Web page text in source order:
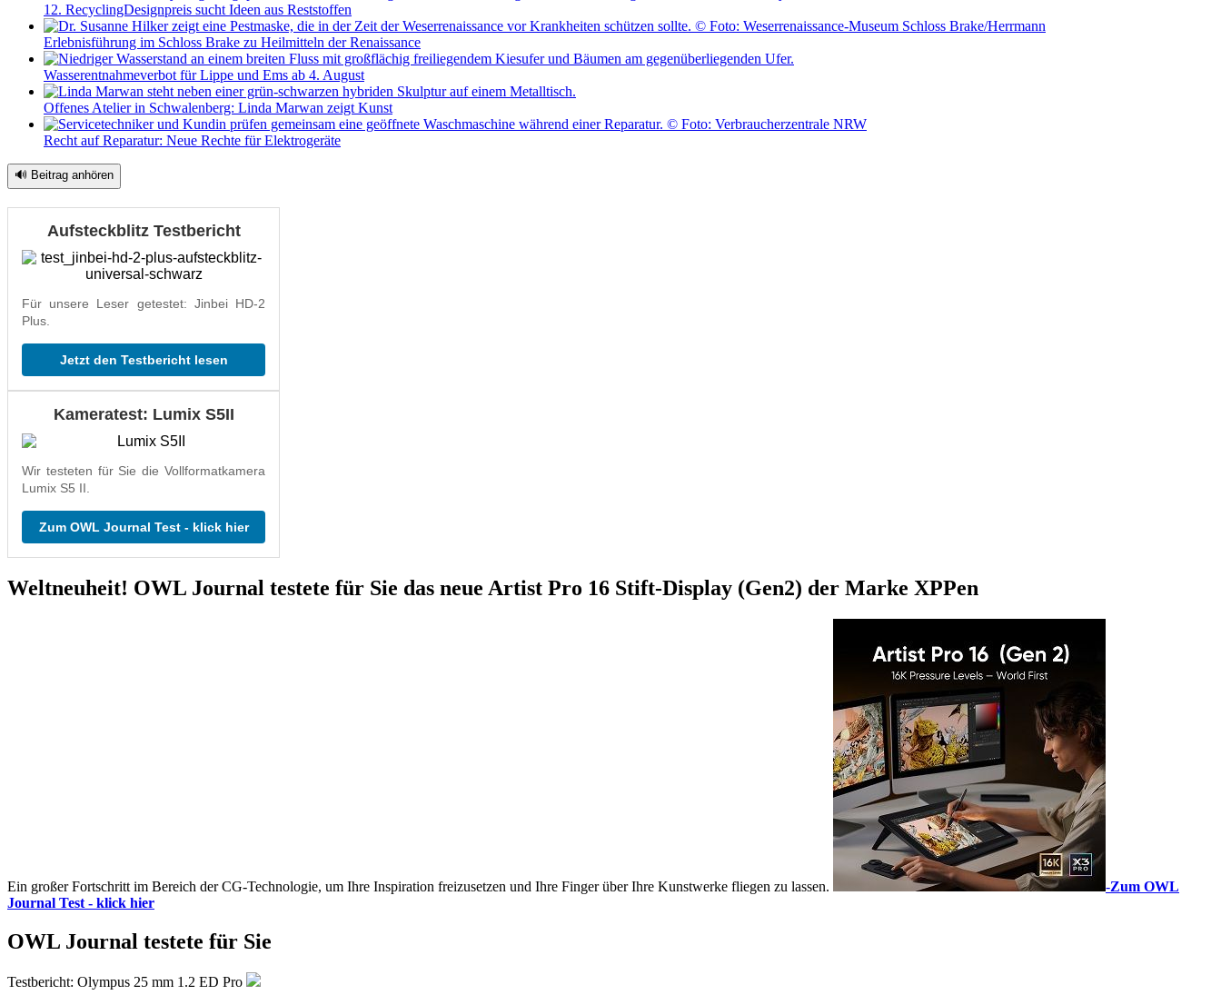
12. RecyclingDesignpreis sucht Ideen aus Reststoffen
Erlebnisführung im Schloss Brake zu Heilmitteln der Renaissance
Wasserentnahmeverbot für Lippe und Ems ab 4. August
Offenes Atelier in Schwalenberg: Linda Marwan zeigt Kunst
Recht auf Reparatur: Neue Rechte für Elektrogeräte
🔊 Beitrag anhören
Aufsteckblitz Testbericht
Für unsere Leser getestet: Jinbei HD-2
Plus.
Jetzt den Testbericht lesen
Kameratest: Lumix S5II
Wir testeten für Sie die Vollformatkamera
Lumix S5 II.
Zum OWL Journal Test - klick hier
Weltneuheit! OWL Journal testete für Sie das neue Artist Pro 16 Stift-Display (Gen2) der Marke XPPen
Ein großer Fortschritt im Bereich der CG-Technologie, um Ihre Inspiration freizusetzen und Ihre Finger über Ihre Kunstwerke fliegen zu lassen. -Zum OWL
Journal Test - klick hier
OWL Journal testete für Sie
Testbericht: Olympus 25 mm 1.2 ED Pro